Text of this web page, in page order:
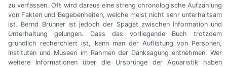
zu verfassen. Oft wird daraus eine streng chronologische Aufzählung
von Fakten und Begebenheiten, welche meist nicht sehr unterhaltsam
ist. Bernd Brunner ist jedoch der Spagat zwischen Information und
Unterhaltung gelungen. Dass das vorliegende Buch trotzdem
gründlich recherchiert ist, kann man der Auflistung von Personen,
Instituten und Museen im Rahmen der Danksagung entnehmen. Wer
weitere Informationen über die Ursprünge der Aquaristik haben